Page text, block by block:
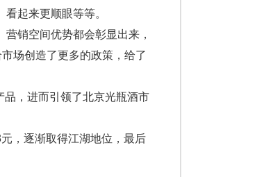
起来更顺眼等等。
销空间优势都会彰显出来，
场创造了更多的政策，给了
，进而引领了北京光瓶酒市
，逐渐取得江湖地位，最后